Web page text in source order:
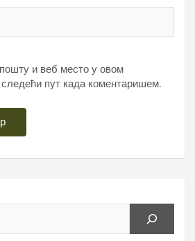
и веб место у овом
пут када коментаришем.